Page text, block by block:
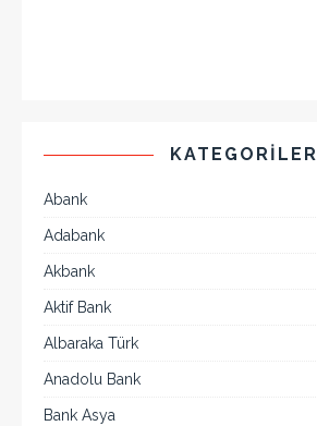
KATEGORILER
Abank
Adabank
Akbank
Aktif Bank
Albaraka Türk
Anadolu Bank
Bank Asya